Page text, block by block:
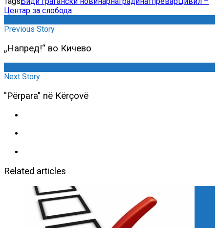
Центар за слобода
Previous Story
„Напред!“ во Кичево
Next Story
"Përpara" në Kërçovë
Related articles